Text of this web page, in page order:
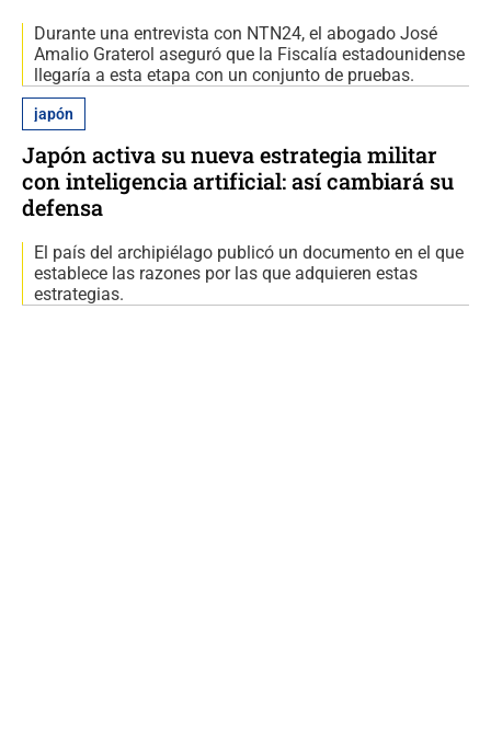
Durante una entrevista con NTN24, el abogado José
Amalio Graterol aseguró que la Fiscalía estadounidense
llegaría a esta etapa con un conjunto de pruebas.
japón
Japón activa su nueva estrategia militar
con inteligencia artificial: así cambiará su
defensa
El país del archipiélago publicó un documento en el que
establece las razones por las que adquieren estas
estrategias.